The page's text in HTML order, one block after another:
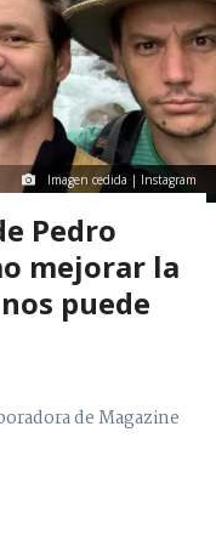
Imagen cedida | Instagram
Pedro
mejorar la
puede
de Magazine